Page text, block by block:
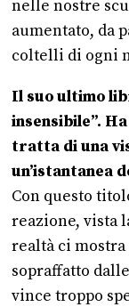
nelle nostre
aumentato, da
coltelli di ogni
Il suo ultimo
insensibile”.
tratta di una
un’istantanea
Con questo
reazione, vista
realtà ci
sopraffatto
vince troppo